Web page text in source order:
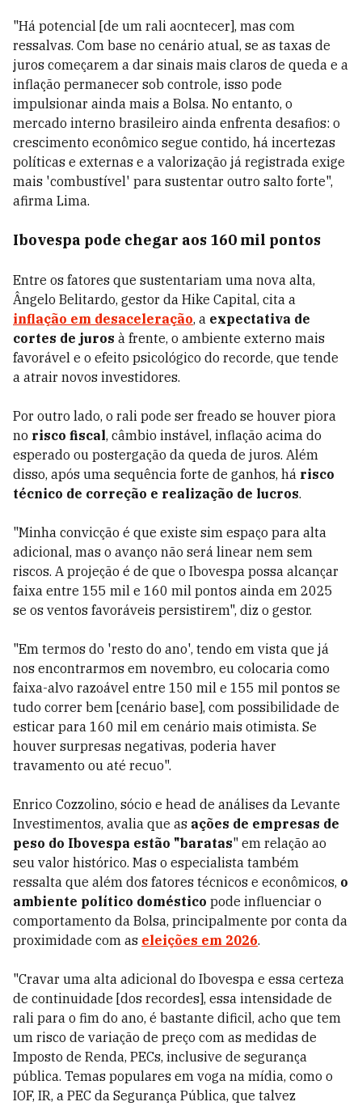
"Há potencial [de um rali aocntecer], mas com
ressalvas. Com base no cenário atual, se as taxas de
juros começarem a dar sinais mais claros de queda e a
inflação permanecer sob controle, isso pode
impulsionar ainda mais a Bolsa. No entanto, o
mercado interno brasileiro ainda enfrenta desafios: o
crescimento econômico segue contido, há incertezas
políticas e externas e a valorização já registrada exige
mais 'combustível' para sustentar outro salto forte",
afirma Lima.
Ibovespa pode chegar aos 160 mil pontos
Entre os fatores que sustentariam uma nova alta,
Ângelo Belitardo, gestor da Hike Capital, cita a
inflação em desaceleração, a expectativa de
cortes de juros à frente, o ambiente externo mais
favorável e o efeito psicológico do recorde, que tende
a atrair novos investidores.
Por outro lado, o rali pode ser freado se houver piora
no risco fiscal, câmbio instável, inflação acima do
esperado ou postergação da queda de juros. Além
disso, após uma sequência forte de ganhos, há risco
técnico de correção e realização de lucros.
"Minha convicção é que existe sim espaço para alta
adicional, mas o avanço não será linear nem sem
riscos. A projeção é de que o Ibovespa possa alcançar
faixa entre 155 mil e 160 mil pontos ainda em 2025
se os ventos favoráveis persistirem", diz o gestor.
"Em termos do 'resto do ano', tendo em vista que já
nos encontrarmos em novembro, eu colocaria como
faixa-alvo razoável entre 150 mil e 155 mil pontos se
tudo correr bem [cenário base], com possibilidade de
esticar para 160 mil em cenário mais otimista. Se
houver surpresas negativas, poderia haver
travamento ou até recuo".
Enrico Cozzolino, sócio e head de análises da Levante
Investimentos, avalia que as ações de empresas de
peso do Ibovespa estão "baratas" em relação ao
seu valor histórico. Mas o especialista também
ressalta que além dos fatores técnicos e econômicos, o
ambiente político doméstico pode influenciar o
comportamento da Bolsa, principalmente por conta da
proximidade com as eleições em 2026.
"Cravar uma alta adicional do Ibovespa e essa certeza
de continuidade [dos recordes], essa intensidade de
rali para o fim do ano, é bastante dificil, acho que tem
um risco de variação de preço com as medidas de
Imposto de Renda, PECs, inclusive de segurança
pública. Temas populares em voga na mídia, como o
IOF, IR, a PEC da Segurança Pública, que talvez